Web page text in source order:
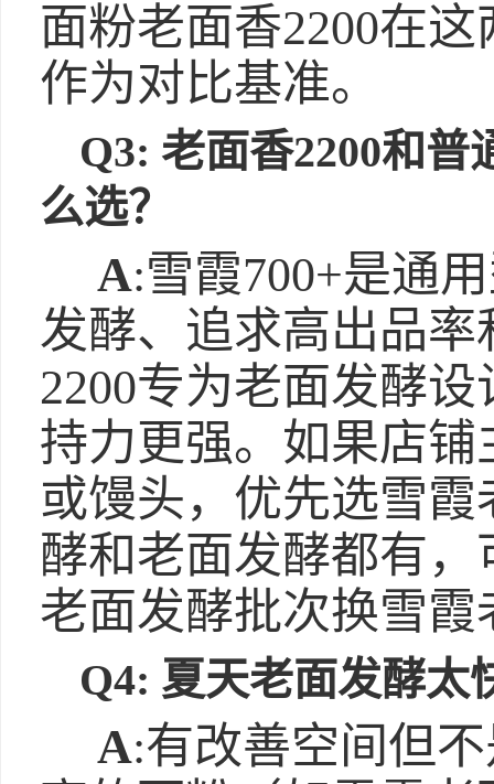
面粉老面香2200在
作为对比基准。
Q3: 老面香2200和普
么选？
A:雪霞700+是通
发酵、追求高出品
2200专为老面发酵
持力更强。如果店
或馒头，优先选雪霞
酵和老面发酵都有
老面发酵批次换雪霞
Q4: 夏天老面发酵太
A:有改善空间但